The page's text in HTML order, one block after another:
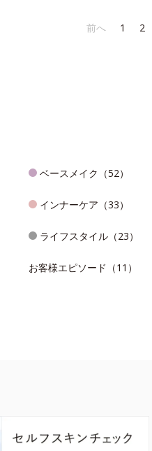
前へ 1 2
ベースメイク（52）
インナーケア（33）
ライフスタイル（23）
お客様エピソード（11）